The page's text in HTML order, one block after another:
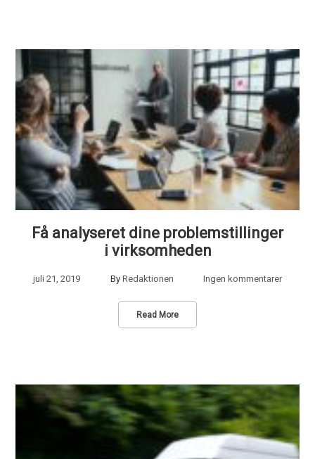
Få analyseret dine problemstillinger
i virksomheden
juli 21, 2019 By Redaktionen Ingen kommentarer
Read More